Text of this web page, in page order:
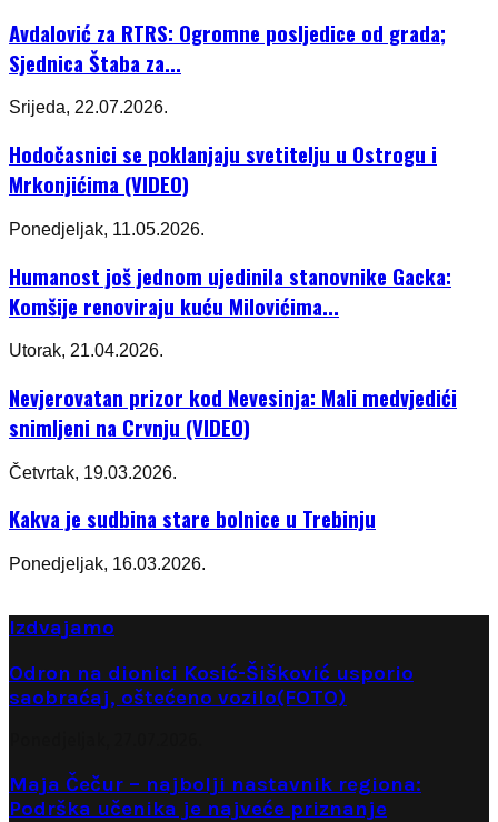
Avdalović za RTRS: Ogromne posljedice od grada;
Sjednica Štaba za...
Srijeda, 22.07.2026.
Hodočasnici se poklanjaju svetitelju u Ostrogu i
Mrkonjićima (VIDEO)
Ponedjeljak, 11.05.2026.
Humanost još jednom ujedinila stanovnike Gacka:
Komšije renoviraju kuću Milovićima...
Utorak, 21.04.2026.
Nevjerovatan prizor kod Nevesinja: Mali medvjedići
snimljeni na Crvnju (VIDEO)
Četvrtak, 19.03.2026.
Kakva je sudbina stare bolnice u Trebinju
Ponedjeljak, 16.03.2026.
Izdvajamo
Odron na dionici Kosić-Šišković usporio
saobraćaj, oštećeno vozilo(FOTO)
Maja Čečur – najbolji nastavnik regiona:
Podrška učenika je najveće priznanje